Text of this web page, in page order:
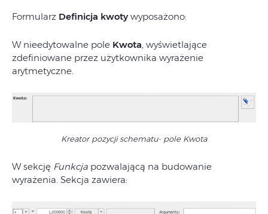
Formularz Definicja kwoty wyposażono:
W nieedytowalne pole Kwota, wyświetlające
zdefiniowane przez użytkownika wyrażenie
arytmetyczne.
Kreator pozycji schematu- pole Kwota
W sekcję Funkcja pozwalającą na budowanie
wyrażenia. Sekcja zawiera: